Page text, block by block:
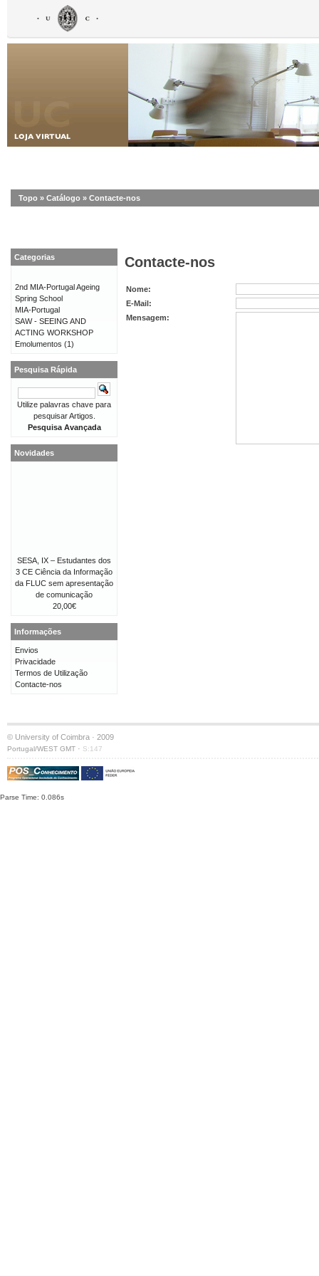
Topo » Catálogo » Contacte-nos
Contacte-nos
Nome:
E-Mail:
Mensagem:
Categorias
2nd MIA-Portugal Ageing
Spring School
MIA-Portugal
SAW - SEEING AND
ACTING WORKSHOP
Emolumentos (1)
Pesquisa Rápida
Utilize palavras chave para
pesquisar Artigos.
Pesquisa Avançada
Novidades
SESA, IX – Estudantes dos
3 CE Ciência da Informação
da FLUC sem apresentação
de comunicação
20,00€
Informações
Envios
Privacidade
Termos de Utilização
Contacte-nos
© University of Coimbra · 2009
Portugal/WEST GMT · S:147
Parse Time: 0.086s